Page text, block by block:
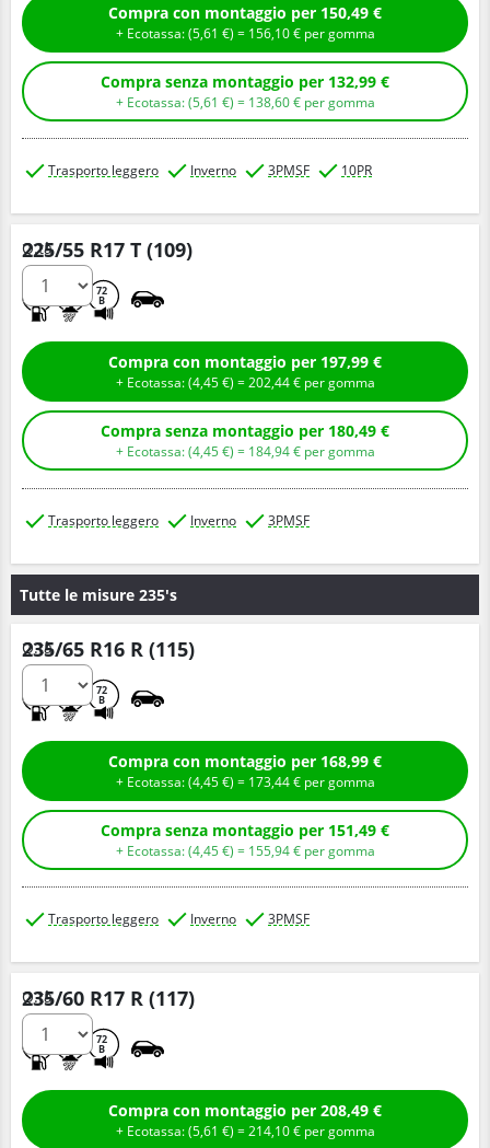
Compra con montaggio per 150,49 €
+ Ecotassa: (5,61 € ) = 156,10€ per gomma
Compra senza montaggio per 132,99 €
+ Ecotassa: (5,61 € ) = 138,60€ per gomma
Trasporto leggero Inverno 3PMSF 10PR
225/55 R17 T (109)
72
B
Q.tà
Compra con montaggio per 197,99 €
+ Ecotassa: (4,45€ ) =202,44€ per gomma
Compra senza montaggio per 180,49 €
+ Ecotassa: (4,45€ ) = 184,94€ per gomma
Trasporto leggero Inverno 3PMSF
Tutte le misure 235's
235/65 R16 R (115)
72
B
Q.tà
Compra con montaggio per 168,99 €
+ Ecotassa: (4,45€ ) = 173,44€ per gomma
Compra senza montaggio per 151,49 €
+ Ecotassa: (4,45€ ) = 155,94€ per gomma
Trasporto leggero Inverno 3PMSF
235/60 R17 R (117)
72
B
Q.tà
Compra con montaggio per 208,49 €
+ Ecotassa: (5,61 € ) =214,10€ per gomma